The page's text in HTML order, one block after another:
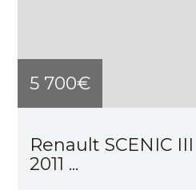
5 700€
Renault SCENIC
2011 ...